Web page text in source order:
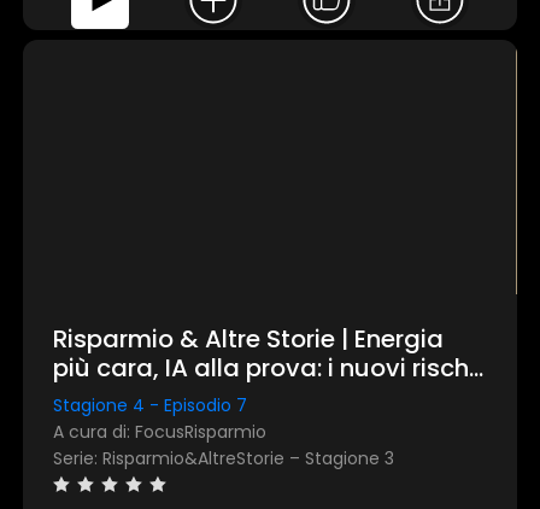
Risparmio & Altre Storie | Energia
più cara, IA alla prova: i nuovi rischi
per mercati e investimenti:
rassegna stampa mensile di aprile
2026
Stagione 4 - Episodio 7
A cura di: FocusRisparmio
Serie: Risparmio&AltreStorie – Stagione 3